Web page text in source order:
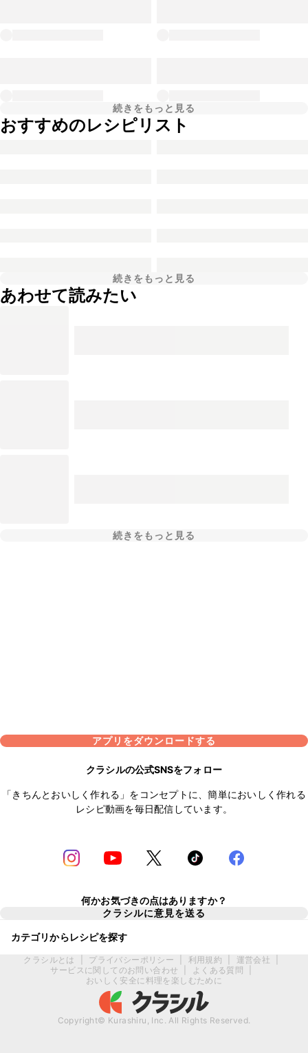
続きをもっと見る
おすすめのレシピリスト
続きをもっと見る
あわせて読みたい
続きをもっと見る
アプリをダウンロードする
クラシルの公式SNSをフォロー
「きちんとおいしく作れる」をコンセプトに、簡単においしく作れる
レシピ動画を毎日配信しています。
何かお気づきの点はありますか？
クラシルに意見を送る
カテゴリからレシピを探す
クラシルとは プライバシーポリシー 利用規約 運営会社
サービスに関してのお問い合わせ
よくある質問
おいしく安全に料理を楽しむために
Copyright© Kurashiru, Inc. All Rights Reserved.